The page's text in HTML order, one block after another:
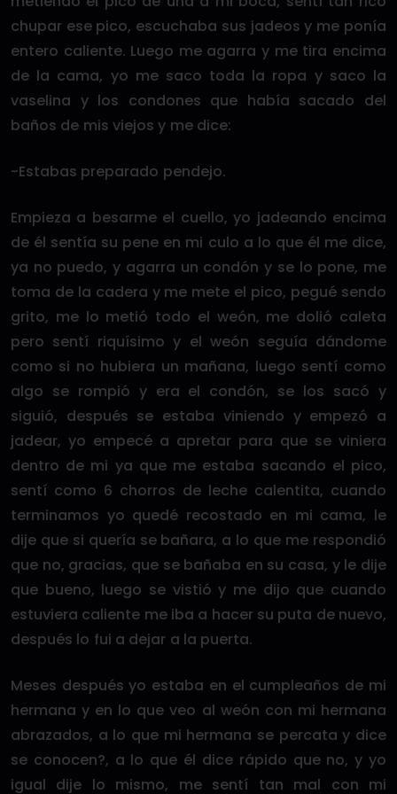
chupar ese pico, escuchaba sus jadeos y me ponía
entero caliente. Luego me agarra y me tira encima
de la cama, yo me saco toda la ropa y saco la
vaselina y los condones que había sacado del
baños de mis viejos y me dice:
-Estabas preparado pendejo.
Empieza a besarme el cuello, yo jadeando encima
de él sentía su pene en mi culo a lo que él me dice,
ya no puedo, y agarra un condón y se lo pone, me
toma de la cadera y me mete el pico, pegué sendo
grito, me lo metió todo el weón, me dolió caleta
pero sentí riquísimo y el weón seguía dándome
como si no hubiera un mañana, luego sentí como
algo se rompió y era el condón, se los sacó y
siguió, después se estaba viniendo y empezó a
jadear, yo empecé a apretar para que se viniera
dentro de mi ya que me estaba sacando el pico,
sentí como 6 chorros de leche calentita, cuando
terminamos yo quedé recostado en mi cama, le
dije que si quería se bañara, a lo que me respondió
que no, gracias, que se bañaba en su casa, y le dije
que bueno, luego se vistió y me dijo que cuando
estuviera caliente me iba a hacer su puta de nuevo,
después lo fui a dejar a la puerta.
Meses después yo estaba en el cumpleaños de mi
hermana y en lo que veo al weón con mi hermana
abrazados, a lo que mi hermana se percata y dice
se conocen?, a lo que él dice rápido que no, y yo
igual dije lo mismo, me sentí tan mal con mi